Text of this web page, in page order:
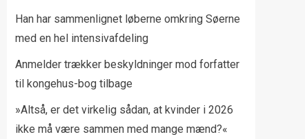
Han har sammenlignet løberne omkring Søerne
med en hel intensivafdeling
Anmelder trækker beskyldninger mod forfatter
til kongehus-bog tilbage
»Altså, er det virkelig sådan, at kvinder i 2026
ikke må være sammen med mange mænd?«